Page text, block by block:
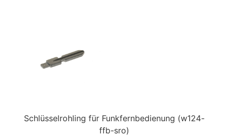
Schlüsselrohling für Funkfernbedienung (w124-
ffb-sro)